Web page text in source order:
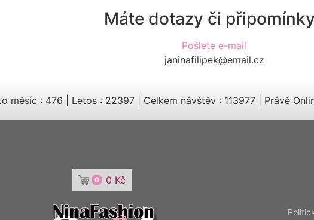
Máte dotazy či
Pošlete e-mail
janinafilipek@email.cz
měsíc : 476 Letos : 22397| Celkem návštěv : 113977| Právě
0 0 Kč